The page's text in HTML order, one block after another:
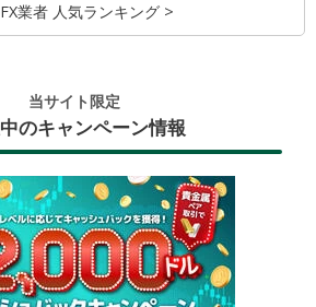
業者 人気ランキング >
当サイト限定
のキャンペーン情報